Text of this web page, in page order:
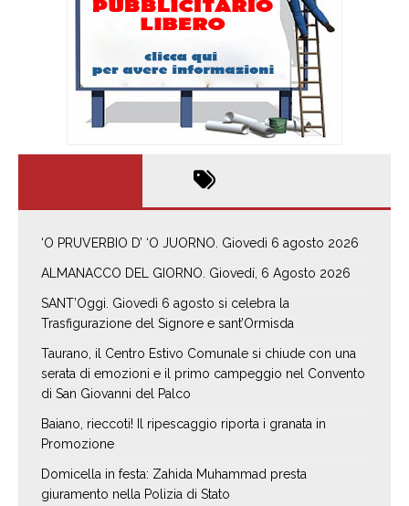
‘O PRUVERBIO D’ ‘O JUORNO. Giovedì 6 agosto 2026
ALMANACCO DEL GIORNO. Giovedí, 6 Agosto 2026
SANT’Oggi. Giovedì 6 agosto si celebra la
Trasfigurazione del Signore e sant’Ormisda
Taurano, il Centro Estivo Comunale si chiude con una
serata di emozioni e il primo campeggio nel Convento
di San Giovanni del Palco
Baiano, rieccoti! Il ripescaggio riporta i granata in
Promozione
Domicella in festa: Zahida Muhammad presta
giuramento nella Polizia di Stato